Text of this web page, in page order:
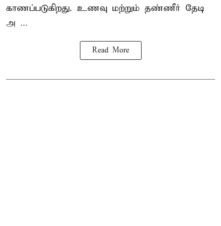
காணப்படுகிறது. உணவு மற்றும் தண்ணீர் தேடி
அ ...
Read More